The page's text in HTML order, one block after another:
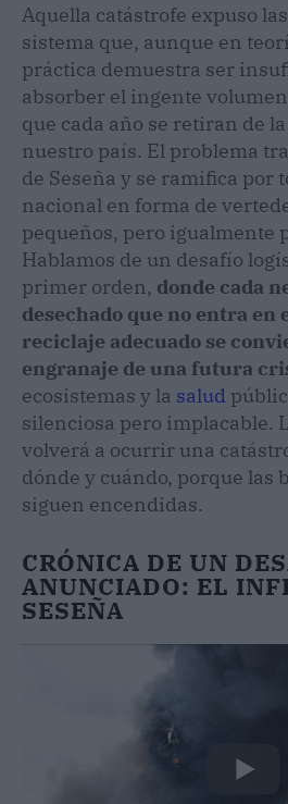
Aquella catástrofe expuso
sistema que, aunque en
práctica demuestra ser
absorber el ingente
que cada año se retiran de
nuestro país. El problema
de Seseña y se ramifica por
nacional en forma de
pequeños, pero igualmente
Hablamos de un desafío
primer orden, donde cada
desechado que no entra en
reciclaje adecuado se
engranaje de una futura
ecosistemas y la salud
silenciosa pero implacable.
volverá a ocurrir una
dónde y cuándo, porque las
siguen encendidas.
CRÓNICA DE UN
ANUNCIADO: EL
SESEÑA